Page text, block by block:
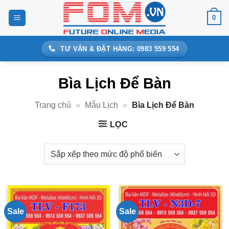
0
TƯ VẤN & ĐẶT HÀNG: 0983 559 554
Bìa Lịch Để Bàn
Trang chủ » Mẫu Lịch » Bìa Lịch Để Bàn
LỌC
Sale Sale